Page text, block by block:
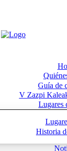
Guía de
V Zazpi
Lugares
Historia